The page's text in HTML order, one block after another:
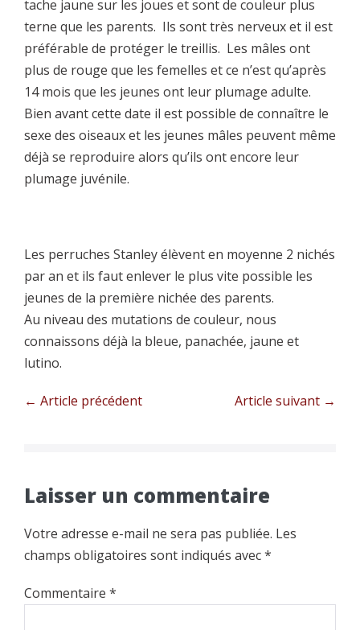
tache jaune sur les joues et sont de couleur plus
terne que les parents. Ils sont très nerveux et il est
préférable de protéger le treillis. Les mâles ont
plus de rouge que les femelles et ce n’est qu’après
14 mois que les jeunes ont leur plumage adulte.
Bien avant cette date il est possible de connaître le
sexe des oiseaux et les jeunes mâles peuvent même
déjà se reproduire alors qu’ils ont encore leur
plumage juvénile.
Les perruches Stanley élèvent en moyenne 2 nichés
par an et ils faut enlever le plus vite possible les
jeunes de la première nichée des parents.
Au niveau des mutations de couleur, nous
connaissons déjà la bleue, panachée, jaune et
lutino.
Navigation
← Article précédent Article suivant →
Laisser un commentaire
Votre adresse e-mail ne sera pas publiée. Les
champs obligatoires sont indiqués avec*
Commentaire *